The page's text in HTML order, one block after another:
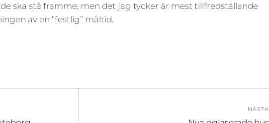
ska stå framme, men det jag tycker är mest tillfredställande
av en ”festlig” måltid.
NÄSTA